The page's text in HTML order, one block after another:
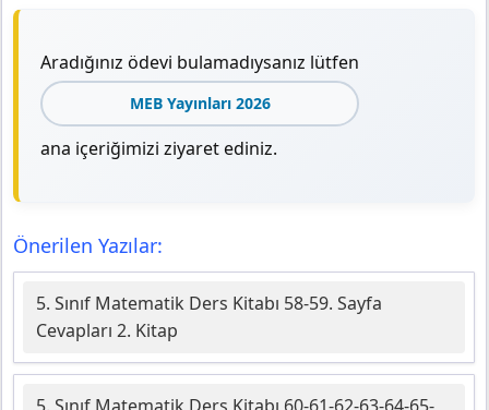
Aradığınız ödevi bulamadıysanız lütfen
MEB Yayınları 2026
ana içeriğimizi ziyaret ediniz.
Önerilen Yazılar:
5. Sınıf Matematik Ders Kitabı 58-59. Sayfa
Cevapları 2. Kitap